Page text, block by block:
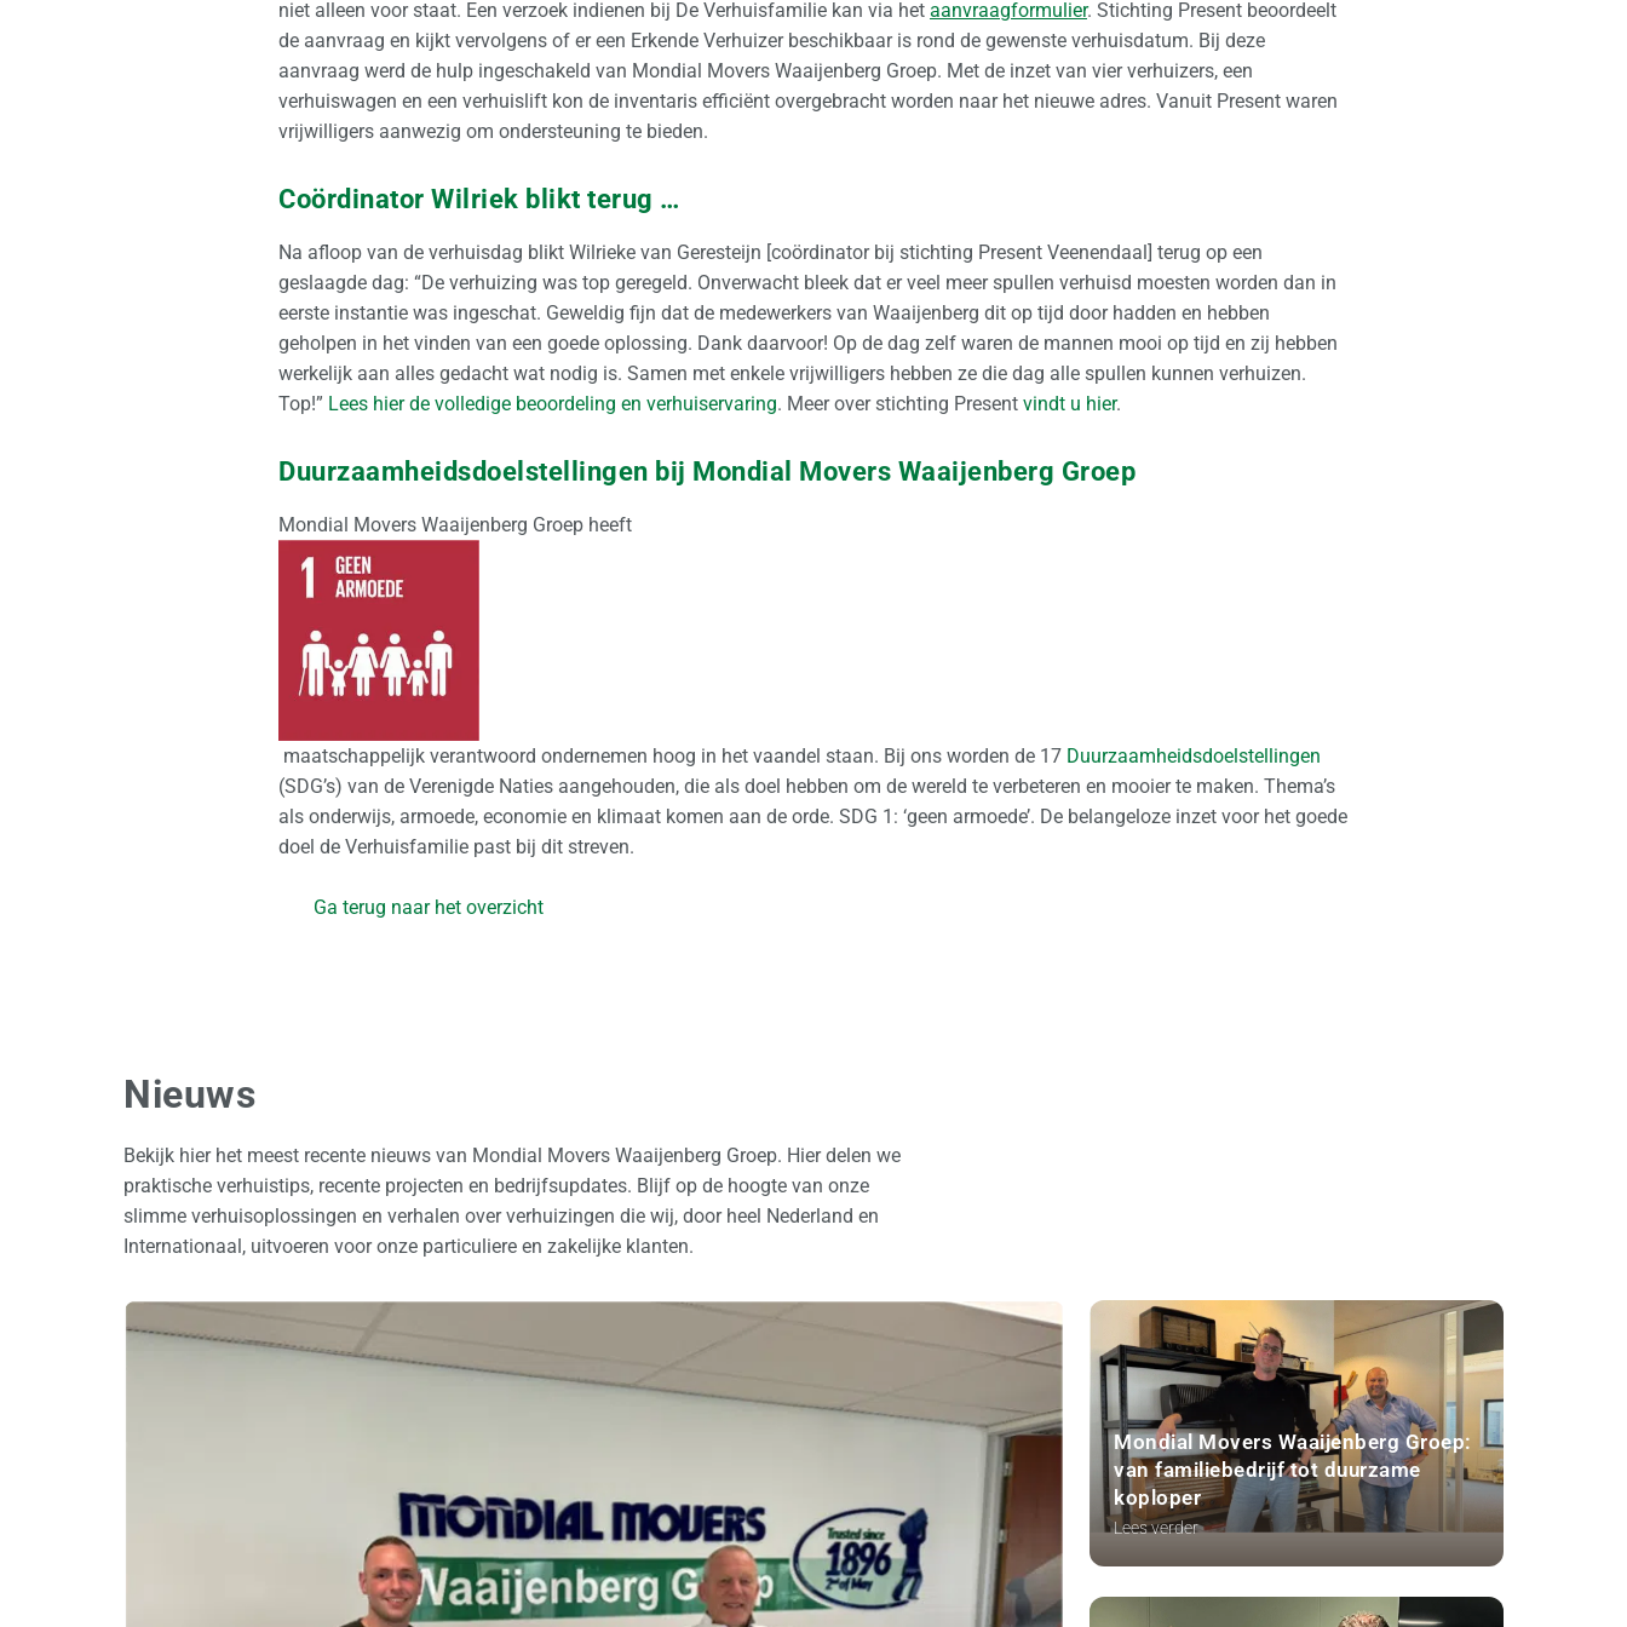
niet alleen voor staat. Een verzoek indienen bij De Verhuisfamilie kan via het aanvraagformulier. Stichting Present beoordeelt
de aanvraag en kijkt vervolgens of er een Erkende Verhuizer beschikbaar is rond de gewenste verhuisdatum. Bij deze
aanvraag werd de hulp ingeschakeld van Mondial Movers Waaijenberg Groep. Met de inzet van vier verhuizers, een
verhuiswagen en een verhuislift kon de inventaris efficiënt overgebracht worden naar het nieuwe adres. Vanuit Present waren
vrijwilligers aanwezig om ondersteuning te bieden.
Coördinator Wilriek blikt terug …
Na afloop van de verhuisdag blikt Wilrieke van Geresteijn [coördinator bij stichting Present Veenendaal] terug op een
geslaagde dag: “De verhuizing was top geregeld. Onverwacht bleek dat er veel meer spullen verhuisd moesten worden dan in
eerste instantie was ingeschat. Geweldig fijn dat de medewerkers van Waaijenberg dit op tijd door hadden en hebben
geholpen in het vinden van een goede oplossing. Dank daarvoor! Op de dag zelf waren de mannen mooi op tijd en zij hebben
werkelijk aan alles gedacht wat nodig is. Samen met enkele vrijwilligers hebben ze die dag alle spullen kunnen verhuizen.
Top!” Lees hier de volledige beoordeling en verhuiservaring. Meer over stichting Present vindt u hier.
Duurzaamheidsdoelstellingen bij Mondial Movers Waaijenberg Groep
Mondial Movers Waaijenberg Groep heeft
maatschappelijk verantwoord ondernemen hoog in het vaandel staan. Bij ons worden de 17 Duurzaamheidsdoelstellingen
(SDG’s) van de Verenigde Naties aangehouden, die als doel hebben om de wereld te verbeteren en mooier te maken. Thema’s
als onderwijs, armoede, economie en klimaat komen aan de orde. SDG 1: ‘geen armoede’. De belangeloze inzet voor het goede
doel de Verhuisfamilie past bij dit streven.
Ga terug naar het overzicht
Nieuws
Bekijk hier het meest recente nieuws van Mondial Movers Waaijenberg Groep. Hier delen we
praktische verhuistips, recente projecten en bedrijfsupdates. Blijf op de hoogte van onze
slimme verhuisoplossingen en verhalen over verhuizingen die wij, door heel Nederland en
Internationaal, uitvoeren voor onze particuliere en zakelijke klanten.
Mondial Movers Waaijenberg Groep:
van familiebedrijf tot duurzame
koploper
Lees verder